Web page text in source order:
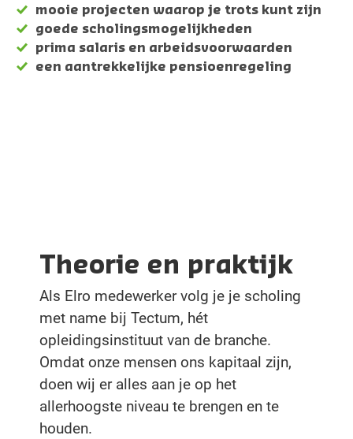
mooie projecten waarop je trots kunt zijn
goede scholingsmogelijkheden
prima salaris en arbeidsvoorwaarden
een aantrekkelijke pensioenregeling
Theorie en praktijk
Als Elro medewerker volg je je scholing
met name bij Tectum, hét
opleidingsinstituut van de branche.
Omdat onze mensen ons kapitaal zijn,
doen wij er alles aan je op het
allerhoogste niveau te brengen en te
houden.